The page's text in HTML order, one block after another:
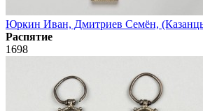
Юркин Иван, Дмитриев Семён,
Распятие
1698